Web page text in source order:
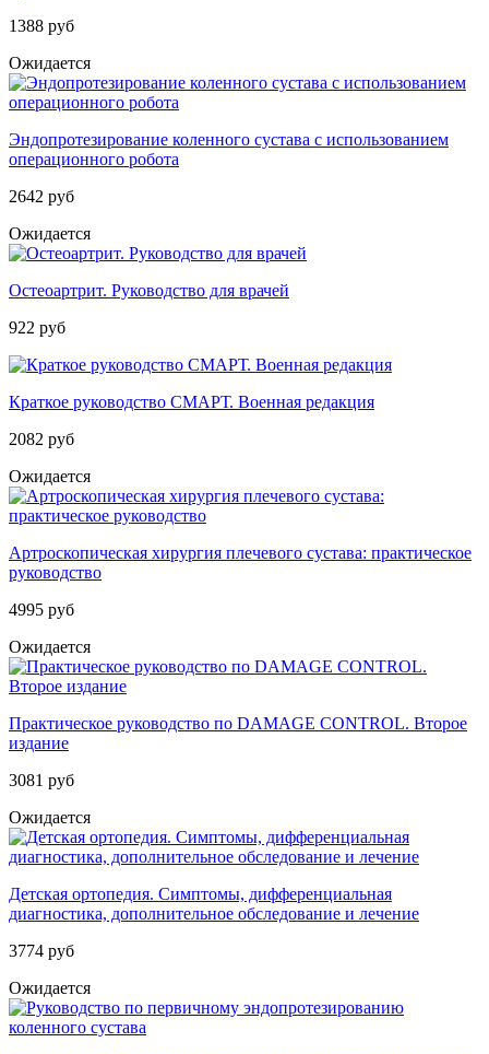
1388 руб
Ожидается
Эндопротезирование коленного сустава с использованием
операционного робота
2642 руб
Ожидается
Остеоартрит. Руководство для врачей
922 руб
Краткое руководство СМАРТ. Военная редакция
2082 руб
Ожидается
Артроскопическая хирургия плечевого сустава: практическое
руководство
4995 руб
Ожидается
Практическое руководство по DAMAGE CONTROL. Второе
издание
3081 руб
Ожидается
Детская ортопедия. Симптомы, дифференциальная
диагностика, дополнительное обследование и лечение
3774 руб
Ожидается